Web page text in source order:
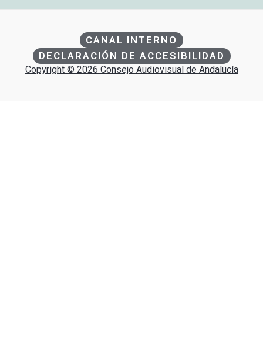
CANAL INTERNO
DECLARACIÓN DE ACCESIBILIDAD
Copyright © 2026 Consejo Audiovisual de Andalucía